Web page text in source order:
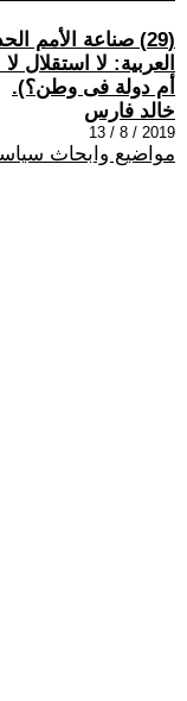
(29) صناعة الأمم
العربية: لا
أم دولة فى وطن؟).
خالد فارس
2019 / 8 / 13
مواضيع وابحاث